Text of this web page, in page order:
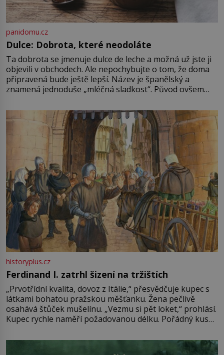
panidomu.cz
Dulce: Dobrota, které neodoláte
Ta dobrota se jmenuje dulce de leche a možná už jste ji
objevili v obchodech. Ale nepochybujte o tom, že doma
připravená bude ještě lepší. Název je španělský a
znamená jednoduše „mléčná sladkost“. Původ ovšem
pře hned několik latinskoamerických zemí a k tomu
Francie, kde se traduje,
historyplus.cz
Ferdinand I. zatrhl šizení na tržištích
„Prvotřídní kvalita, dovoz z Itálie,“ přesvědčuje kupec s
látkami bohatou pražskou měšťanku. Žena pečlivě
osahává štůček mušelínu. „Vezmu si pět loket,“ prohlásí.
Kupec rychle naměří požadovanou délku. Pořádný kus
milostpaní. Stačí jenom na sukni,“ zhodnotí švadlena
množství růžového mušelínu. „Ošidili vás, podívejte.“